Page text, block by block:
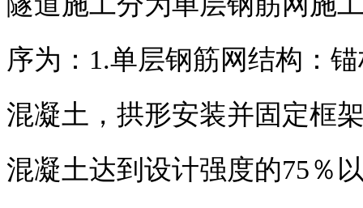
序为：1.单层钢筋网结构：
混凝土，拱形安装并固定框
混凝土达到设计强度的75％